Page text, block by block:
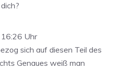
16:26 Uhr
sich auf diesen Teil des
Genaues weiß man